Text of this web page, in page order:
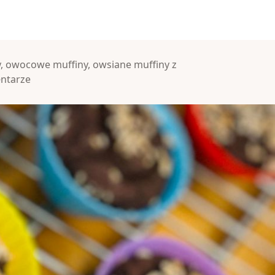
, owocowe muffiny, owsiane muffiny z